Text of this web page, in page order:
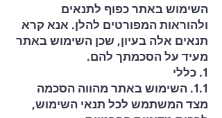
השימוש באתר כפוף לתנאים
ולהוראות המפורטים להלן. אנא קרא
תנאים אלה בעיון, שכן השימוש באתר
מעיד על הסכמתך להם.
1. כללי
1.1. השימוש באתר מהווה הסכמה
מצד המשתמש לכל תנאי השימוש,